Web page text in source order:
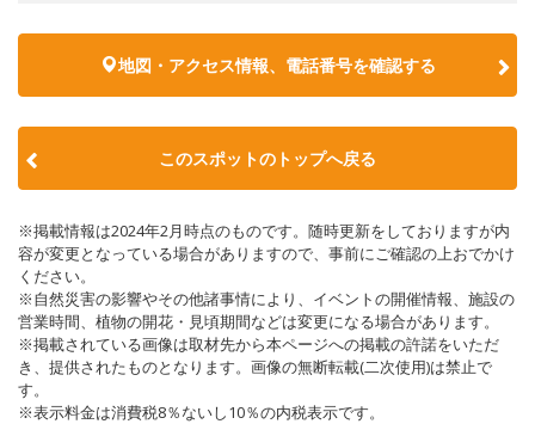
地図・アクセス情報、電話番号を確認する
このスポットのトップへ戻る
※掲載情報は2024年2月時点のものです。随時更新をしておりますが内
容が変更となっている場合がありますので、事前にご確認の上おでかけ
ください。
※自然災害の影響やその他諸事情により、イベントの開催情報、施設の
営業時間、植物の開花・見頃期間などは変更になる場合があります。
※掲載されている画像は取材先から本ページへの掲載の許諾をいただ
き、提供されたものとなります。画像の無断転載(二次使用)は禁止で
す。
※表示料金は消費税8％ないし10％の内税表示です。